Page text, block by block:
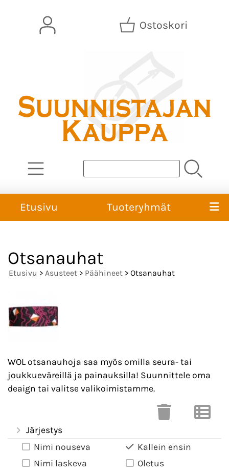
Ostoskori
Etusivu Tuoteryhmät
Otsanauhat
Etusivu > Asusteet > Päähineet > Otsanauhat
WOL otsanauhoja saa myös omilla seura- tai
joukkueväreillä ja painauksilla! Suunnittele oma
deaign tai valitse valikoimistamme.
Järjestys
Nimi nouseva
Nimi laskeva
Kallein ensin
Oletus